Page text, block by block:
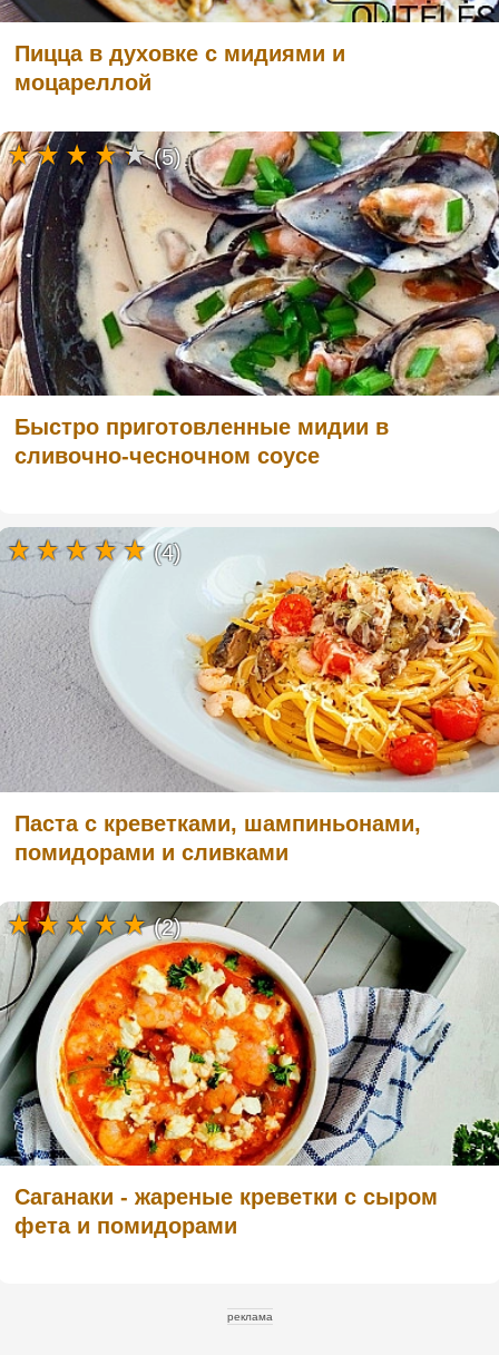
Пицца в духовке с мидиями и
моцареллой
Быстро приготовленные мидии в
сливочно-чесночном соусе
(5)
Паста с креветками, шампиньонами,
помидорами и сливками
(4)
Саганаки - жареные креветки с сыром
фета и помидорами
(2)
реклама